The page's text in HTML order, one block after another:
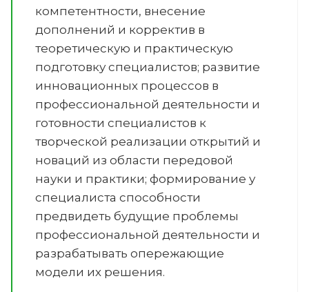
компетентности, внесение
дополнений и корректив в
теоретическую и практическую
подготовку специалистов; развитие
инновационных процессов в
профессиональной деятельности и
готовности специалистов к
творческой реализации открытий и
новаций из области передовой
науки и практики; формирование у
специалиста способности
предвидеть будущие проблемы
профессиональной деятельности и
разрабатывать опережающие
модели их решения.